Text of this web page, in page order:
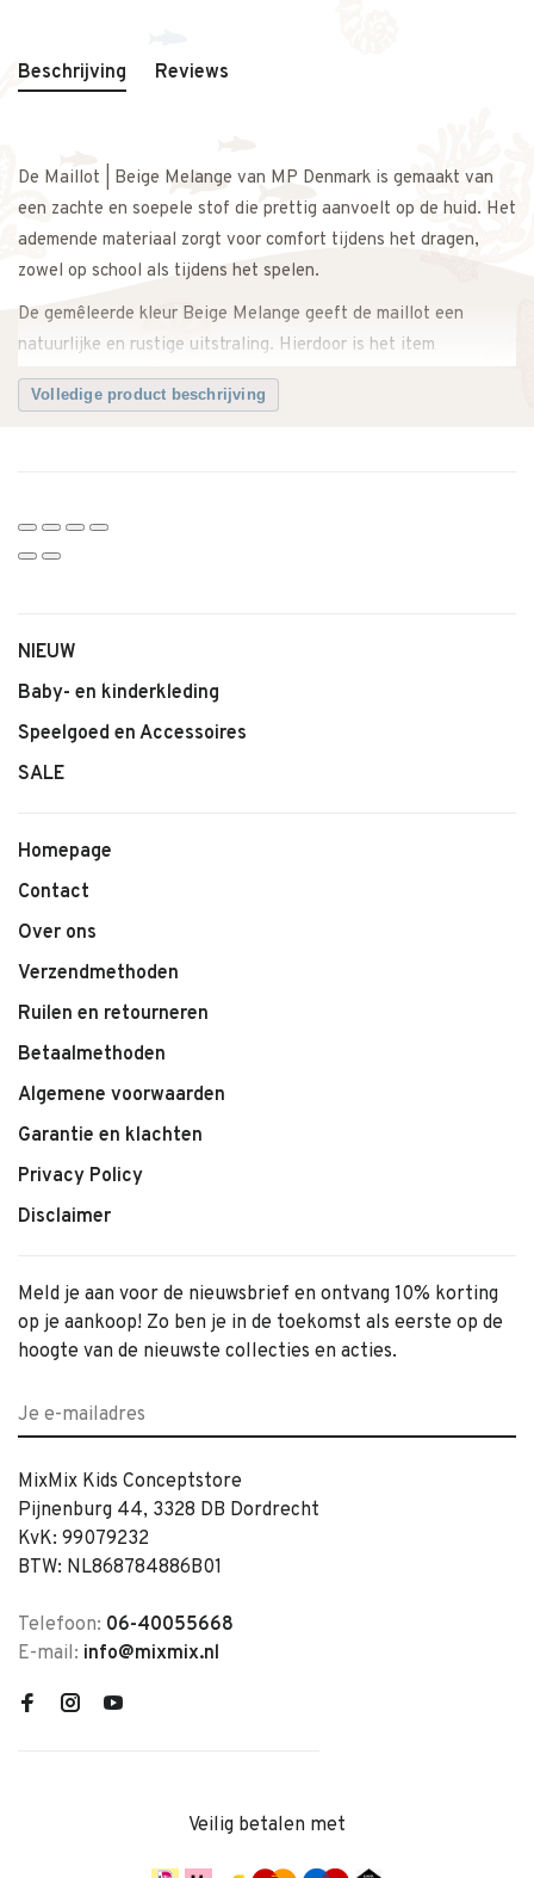
Beschrijving Reviews
De Maillot | Beige Melange van MP Denmark is gemaakt van
een zachte en soepele stof die prettig aanvoelt op de huid. Het
ademende materiaal zorgt voor comfort tijdens het dragen,
zowel op school als tijdens het spelen.
De gemêleerde kleur Beige Melange geeft de maillot een
natuurlijke en rustige uitstraling. Hierdoor is het item
eenvoudig te combineren met jurken, rokjes en verschillende
outfits.
Perfect voor schooldagen, buitenspelen of als comfortabele
basis onder rokjes en jurken.
adviseren je graag.
Kenmerken
• Zachte en soepele stof
• Ademend en comfortabel materiaal
• Comfortabele pasvorm
• Tijdloos en stijlvol design
• Makkelijk te combineren
Volledige product beschrijving
NIEUW
Baby- en kinderkleding
Speelgoed en Accessoires
SALE
Homepage
Contact
Over ons
Verzendmethoden
Ruilen en retourneren
Betaalmethoden
Algemene voorwaarden
Garantie en klachten
Privacy Policy
Disclaimer
Meld je aan voor de nieuwsbrief en ontvang 10% korting
op je aankoop! Zo ben je in de toekomst als eerste op de
hoogte van de nieuwste collecties en acties.
MixMix Kids Conceptstore
Pijnenburg 44, 3328 DB Dordrecht
KvK: 99079232
BTW: NL868784886B01
Telefoon: 06-40055668
E-mail: info@mixmix.nl
Veilig betalen met